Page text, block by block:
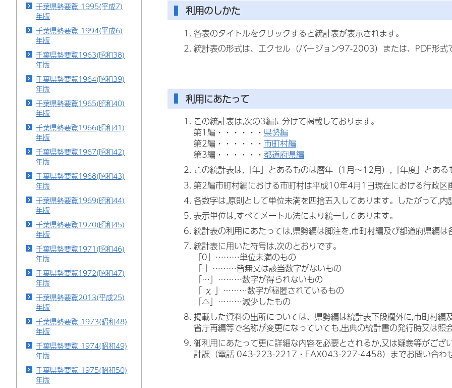
千葉県勢要覧 1995(平成7)
年版
千葉県勢要覧 1994(平成6)
年版
千葉県勢要覧1963(昭和38)
年版
千葉県勢要覧1964(昭和39)
年版
千葉県勢要覧1965(昭和40)
年版
千葉県勢要覧1966(昭和41)
年版
千葉県勢要覧1967(昭和42)
年版
千葉県勢要覧1968(昭和43)
年版
千葉県勢要覧1969(昭和44)
年版
千葉県勢要覧1970(昭和45)
年版
千葉県勢要覧1971(昭和46)
年版
千葉県勢要覧1972(昭和47)
年版
千葉県勢要覧2013(平成25)
年版
千葉県勢要覧 1973(昭和48)
年版
千葉県勢要覧 1974(昭和49)
年版
千葉県勢要覧 1975(昭和50)
年版
利用のしかた
各表のタイトルをクリックすると統計表が表示されます。
統計表の形式は、エクセル（バージョン97-2003）または、PDF形式
利用にあたって
この統計表は,次の3編に分けて掲載しております。
第1編・・・・・・ 県勢編
第2編・・・・・・ 市町村編
第3編・・・・・・ 都道府県編
この統計表は,「年」とあるものは暦年（1月～12月）,「年度」とあ
第2編市町村編における市町村は平成10年4月1日現在における行政区
各数字は,原則として単位未満を四捨五入してあります。したがって,内
表示単位は,すべてメートル法により統一してあります。
統計表の利用にあたっては,県勢編は脚注を,市町村編及び都道府県編は
統計表に用いた符号は,次のとおりです。
「0」………単位未満のもの
「-」………皆無又は該当数字がないもの
「…」………数字が得られないもの
「 χ 」………数字が秘匿されているもの
「△」………減少したもの
掲載した資料の出所については、県勢編は統計表下段欄外に,市町村
省庁再編等で名称が変更になっていても,出典の統計書の発行時又は照
御利用にあたって更に詳細な内容を必要とされるか,又は疑義等がご
計課（電話 043-223-2217・FAX043-227-4458）までお問い合わせ